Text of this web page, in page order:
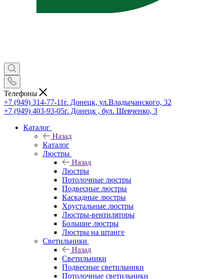
Телефоны
+7 (949) 314-77-11г. Донецк, ул.Владычанского, 32
+7 (949) 403-93-05г. Донецк , бул. Шевченко, 3
Каталог
Назад
Каталог
Люстры
Назад
Люстры
Потолочные люстры
Подвесные люстры
Каскадные люстры
Хрустальные люстры
Люстры-вентиляторы
Большие люстры
Люстры на штанге
Светильники
Назад
Светильники
Подвесные светильники
Потолочные светильники